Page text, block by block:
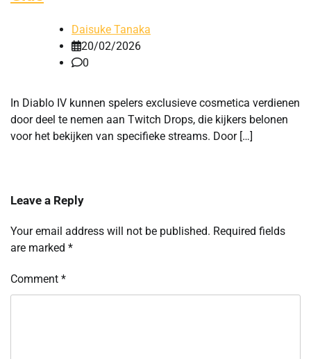
Daisuke Tanaka
20/02/2026
0
In Diablo IV kunnen spelers exclusieve cosmetica verdienen
door deel te nemen aan Twitch Drops, die kijkers belonen
voor het bekijken van specifieke streams. Door […]
Leave a Reply
Your email address will not be published. Required fields
are marked *
Comment *